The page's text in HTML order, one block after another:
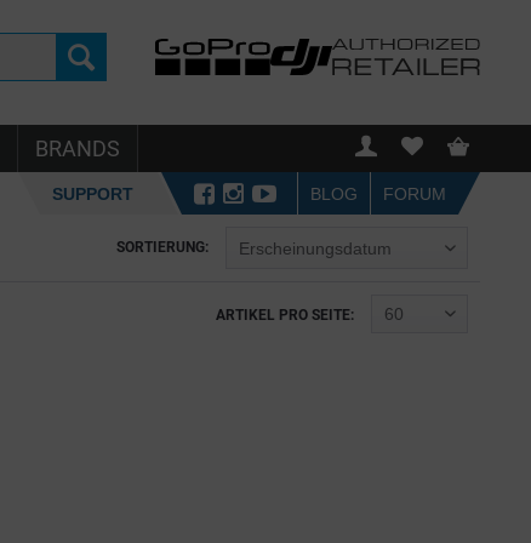
BRANDS
SUPPORT BLOG FORUM
SORTIERUNG:
ARTIKEL PRO SEITE: